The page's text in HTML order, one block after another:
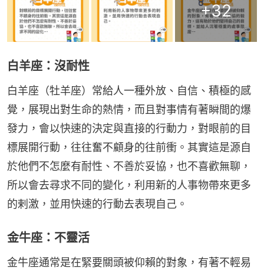
+32
白羊座：沒耐性
白羊座（牡羊座）常給人一種外放、自信、積極的感
覺，展現出對生命的熱情，而且對事情有著瞬間的爆
發力，會以快速的決定與直接的行動力，對眼前的目
標展開行動，往往奮不顧身的往前衝。其實這是源自
於他們不怎麼有耐性、不善於妥協，也不喜歡無聊，
所以會去尋求不同的變化，利用新的人事物帶來更多
的剌激，並用快速的行動去表現自己。
金牛座：不靈活
金牛座通常是在緊要關頭被仰賴的對象，有著不輕易